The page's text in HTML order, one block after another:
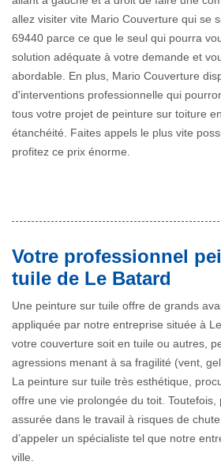
allez visiter vite Mario Couverture qui se
69440 parce ce que le seul qui pourra
solution adéquate à votre demande et
abordable. En plus, Mario Couverture
d'interventions professionnelle qui
tous votre projet de peinture sur toiture
étanchéité. Faites appels le plus vite
profitez ce prix énorme.
Votre professionnel
tuile de Le Batard
Une peinture sur tuile offre de grands
appliquée par notre entreprise située à
votre couverture soit en tuile ou autres,
agressions menant à sa fragilité (vent,
La peinture sur tuile très esthétique,
offre une vie prolongée du toit. Toutefois,
assurée dans le travail à risques de
d’appeler un spécialiste tel que notre
ville.